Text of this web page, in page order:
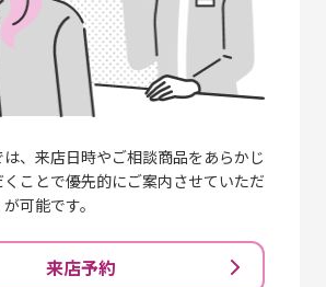
、来店日時やご相談商品をあらかじ
ことで優先的にご案内させていただ
可能です。
来店予約